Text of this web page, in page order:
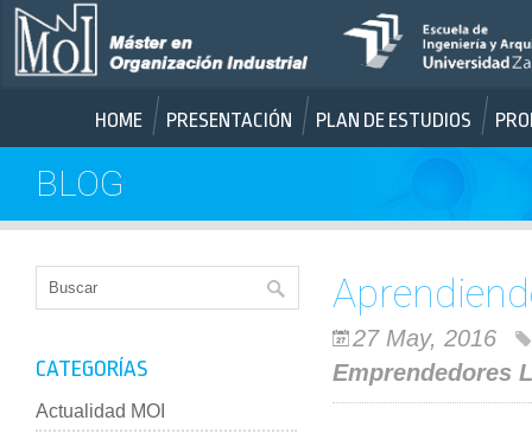
HOME PRESENTACIÓN PLAN DE ESTUDIOS
BLOG
27 May, 2016
Emprendedores
CATEGORÍAS
Actualidad MOI